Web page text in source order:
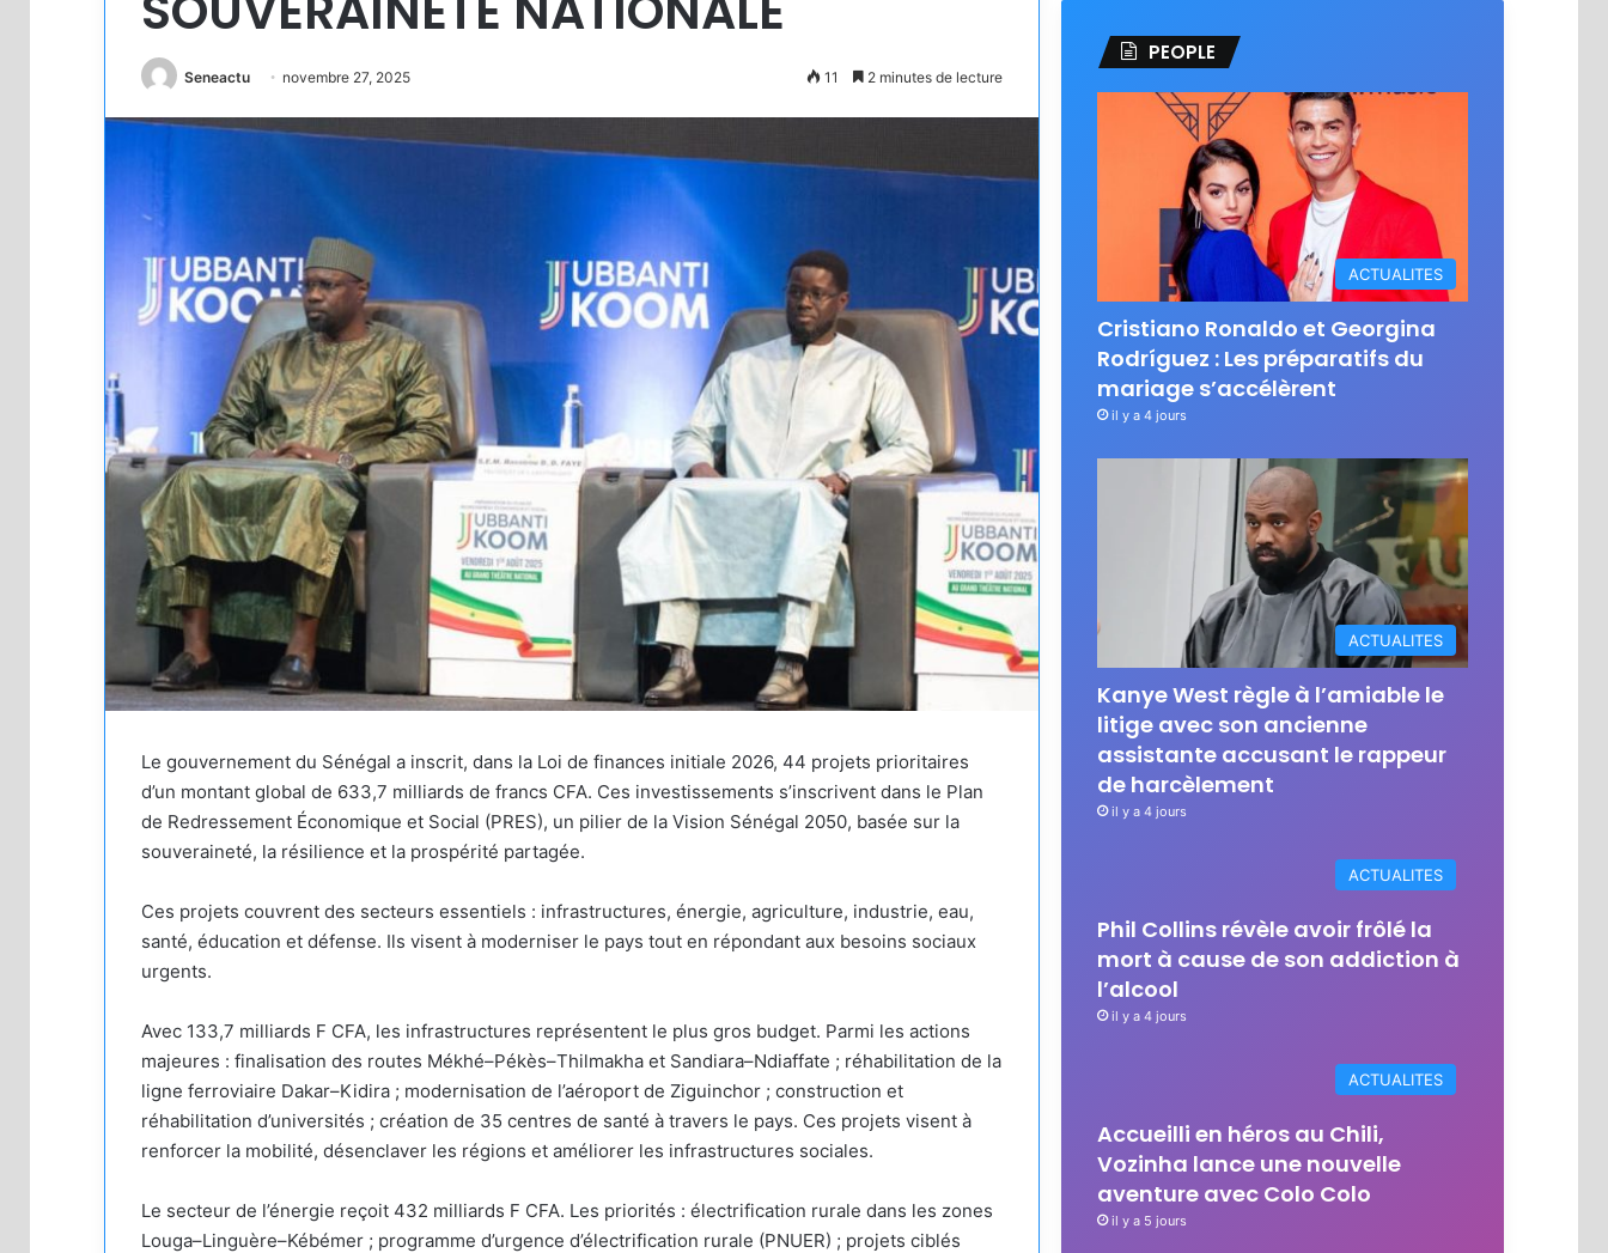
Seneactu novembre 27, 2025 11 2 minutes de lecture
Le gouvernement du Sénégal a inscrit, dans la Loi de finances initiale 2026, 44 projets prioritaires
d’un montant global de 633,7 milliards de francs CFA. Ces investissements s’inscrivent dans le Plan
de Redressement Économique et Social (PRES), un pilier de la Vision Sénégal 2050, basée sur la
souveraineté, la résilience et la prospérité partagée.
Ces projets couvrent des secteurs essentiels : infrastructures, énergie, agriculture, industrie, eau,
santé, éducation et défense. Ils visent à moderniser le pays tout en répondant aux besoins sociaux
urgents.
Avec 133,7 milliards F CFA, les infrastructures représentent le plus gros budget. Parmi les actions
majeures : finalisation des routes Mékhé–Pékès–Thilmakha et Sandiara–Ndiaffate ; réhabilitation de la
ligne ferroviaire Dakar–Kidira ; modernisation de l’aéroport de Ziguinchor ; construction et
réhabilitation d’universités ; création de 35 centres de santé à travers le pays. Ces projets visent à
renforcer la mobilité, désenclaver les régions et améliorer les infrastructures sociales.
Le secteur de l’énergie reçoit 432 milliards F CFA. Les priorités : électrification rurale dans les zones
Louga–Linguère–Kébémer ; programme d’urgence d’électrification rurale (PNUER) ; projets ciblés
PEOPLE
ACTUALITES
Cristiano Ronaldo et Georgina
Rodríguez : Les préparatifs du
mariage s’accélèrent
il y a 4 jours
ACTUALITES
Kanye West règle à l’amiable le
litige avec son ancienne
assistante accusant le rappeur
de harcèlement
il y a 4 jours
ACTUALITES
Phil Collins révèle avoir frôlé la
mort à cause de son addiction à
l’alcool
il y a 4 jours
ACTUALITES
Accueilli en héros au Chili,
Vozinha lance une nouvelle
aventure avec Colo Colo
il y a 5 jours